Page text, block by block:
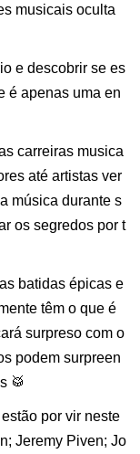
musicais oculta
e descobrir se es
é apenas uma en
carreiras musica
até artistas ver
música durante s
os segredos por t
batidas épicas e
têm o que é
surpreso com o
podem surpreen
🥁
por vir neste
Jeremy Piven; Jo